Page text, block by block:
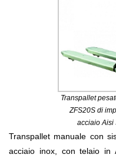
Transpallet
ZFS20S di
acciaio Aisi
Transpallet manuale con
acciaio inox, con telaio